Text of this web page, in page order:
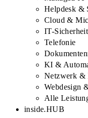
Helpdesk &
Cloud &
IT-Sicherheit
Telefonie
KI &
Netzwerk &
Webdesign
Alle
inside.HUB